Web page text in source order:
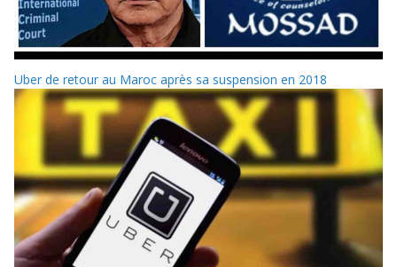
Uber de retour au Maroc après sa suspension en 2018